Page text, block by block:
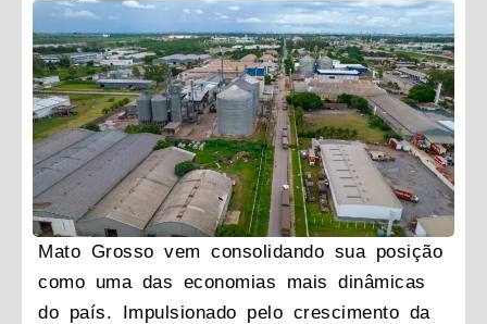
Mato Grosso vem consolidando sua posição
como uma das economias mais dinâmicas
do país. Impulsionado pelo crescimento da